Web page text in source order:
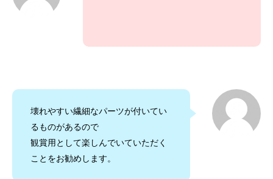
壊れやすい繊細なパーツが付いてい
るものがあるので
観賞用として楽しんでいていただく
ことをお勧めします。